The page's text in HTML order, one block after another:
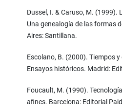
Dussel, I. & Caruso, M. (1999).
Una genealogía de las formas
Aires: Santillana.
Escolano, B. (2000). Tiempos
Ensayos históricos. Madrid:
Foucault, M. (1990).
afines. Barcelona: Editorial